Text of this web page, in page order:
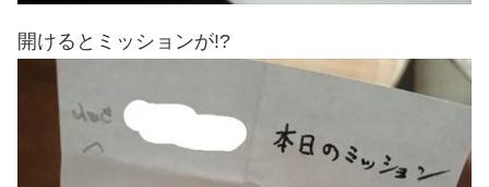
開けるとミッションが!?